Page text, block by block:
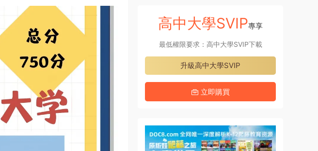
高中大學SVIP專享
最低權限要求：高中大學SVIP下載
升級高中大學SVIP
立即購買